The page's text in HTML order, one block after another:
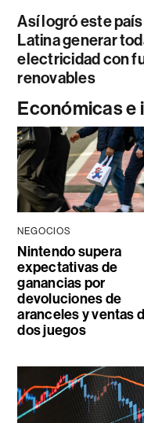
Así logró este
Latina generar
electricidad con
renovables
Económicas e
NEGOCIOS
Nintendo supera
expectativas de
ganancias por
devoluciones de
aranceles y ventas
dos juegos